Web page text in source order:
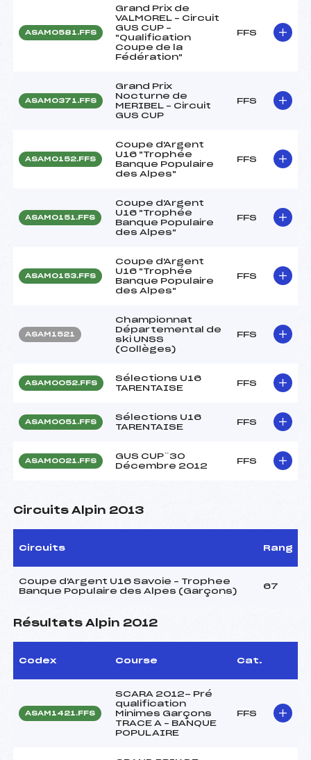
ASAM0581.FFS
Grand Prix de
VALMOREL – Circuit
GUS CUP –
"Qualification
Coupe de la
Fédération"
FFS
ASAM0371.FFS
Grand Prix
Nocturne de
MERIBEL – Circuit
GUS CUP
FFS
ASAM0152.FFS
Coupe d'Argent
U16 "Trophée
Banque Populaire
des Alpes"
FFS
ASAM0151.FFS
Coupe d'Argent
U16 "Trophée
Banque Populaire
des Alpes"
FFS
ASAM0153.FFS
Coupe d'Argent
U16 "Trophée
Banque Populaire
des Alpes"
FFS
ASAM1521
Championnat
Départemental de
ski UNSS
(Collèges)
FFS
ASAM0052.FFS
Sélections U16
TARENTAISE
FFS
ASAM0051.FFS
Sélections U16
TARENTAISE
FFS
ASAM0021.FFS
GUS CUP¨30
Décembre 2012
FFS
Circuits Alpin 2013
Circuits Rang
Coupe d'Argent U16 Savoie – Trophee
Banque Populaire des Alpes (Garçons)
67
Résultats Alpin 2012
Codex Course Cat.
ASAM1421.FFS
SCARA 2012- Pré
qualification
Minimes Garçons
TRACE A – BANQUE
POPULAIRE
FFS